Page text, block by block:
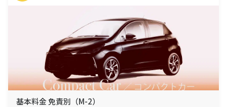
基本料金 免責別（M-2）